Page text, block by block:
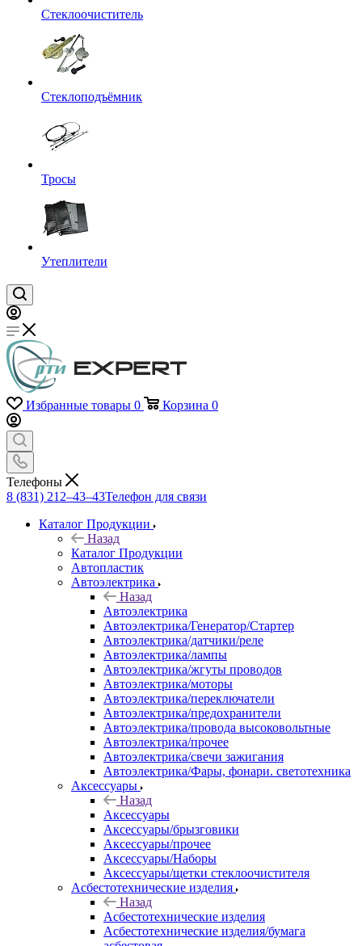
Стеклоочиститель
Стеклоподъёмник
Тросы
Утеплители
Избранные товары 0 Корзина 0
Телефоны
8 (831) 212–43–43Телефон для связи
Каталог Продукции
Назад
Каталог Продукции
Автопластик
Автоэлектрика
Назад
Автоэлектрика
Автоэлектрика/Генератор/Стартер
Автоэлектрика/датчики/реле
Автоэлектрика/лампы
Автоэлектрика/жгуты проводов
Автоэлектрика/моторы
Автоэлектрика/переключатели
Автоэлектрика/предохранители
Автоэлектрика/провода высоковольтные
Автоэлектрика/прочее
Автоэлектрика/свечи зажигания
Автоэлектрика/Фары, фонари. светотехника
Аксессуары
Назад
Аксессуары
Аксессуары/брызговики
Аксессуары/прочее
Аксессуары/Наборы
Аксессуары/щетки стеклоочистителя
Асбестотехнические изделия
Назад
Асбестотехнические изделия
Асбестотехнические изделия/бумага